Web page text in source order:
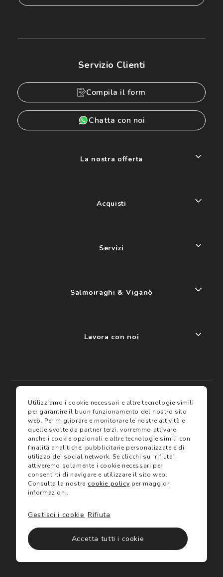
I miei preferiti
Assicurazioni
Servizi
Trova negozio
Gift Card
Servizio Clienti
Compila il form
Chatta con noi
La nostra offerta
Acquisti
Servizi
Salmoiraghi & Viganò
Lavora con noi
Termini e condizioni
Termini di vendita
Avvertenze e informazioni di sicurezza sui prodotti
Informativa sulla Privacy
Utilizzo dei cookie
Utilizziamo i cookie necessari e altre tecnologie simili
per garantire il buon funzionamento del nostro sito
web. Per migliorare e monitorare le nostre attività e
quelle svolte da partner terzi, vorremmo attivare
anche i cookie opzionali e altre tecnologie simili con
finalità analitiche, pubblicitarie personalizzate e di
utilizzo dei social network. Se clicchi su “rifiuta”,
attiveremo solamente i cookie necessari per
consentirti di navigare e utilizzare il sito web.
Consulta la nostracookie policy per maggiori
informazioni.
Accetta tutti i cookie
Rifiuta
Gestisci i cookie